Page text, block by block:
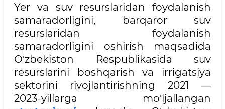
Yer va suv resurslaridan foydalanish
samaradorligini, barqaror suv
resurslaridan foydalanish
samaradorligini oshirish maqsadida
O‘zbekiston Respublikasida suv
resurslarini boshqarish va irrigatsiya
sektorini rivojlantirishning 2021 —
2023-yillarga mo‘ljallangan